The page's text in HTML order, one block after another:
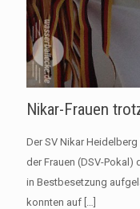
Nikar-Frauen
Der SV Nikar
der Frauen (DSV-
in Bestbesetzung
konnten auf […]